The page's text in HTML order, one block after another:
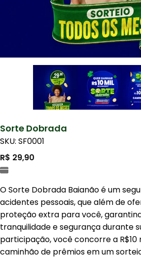
Sorte Dobrada
SKU: SF0001
R$ 29,90
O Sorte Dobrada Baianão é um
acidentes pessoais, que além de
proteção extra para você,
tranquilidade e segurança durante
participação, você concorre a R$10
caminhão de prêmios em um